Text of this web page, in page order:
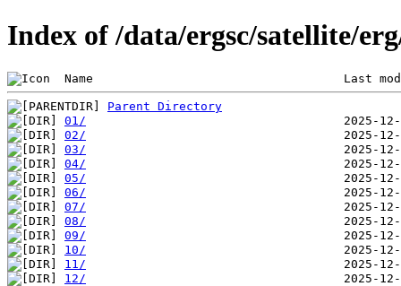
Index of /data/ergsc/satellite/
Name                                   Last
Parent Directory
01/
02/
03/
04/
05/
06/
07/
08/
09/
10/
11/
12/